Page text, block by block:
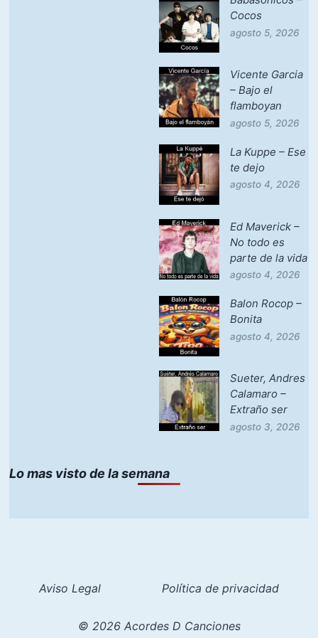
Cocos
agosto 5, 2026
Vicente Garcia
– Bajo el
flamboyan
agosto 5, 2026
La Kuppe – Ese
te dejo
agosto 4, 2026
Ed Maverick –
No todo es
parte de la vida
agosto 4, 2026
Balon Rocop –
Bonita
agosto 4, 2026
Sueter, Andres
Calamaro –
Extraño ser
agosto 3, 2026
Lo mas visto de la semana
Aviso Legal Política de privacidad
© 2026 Acordes D Canciones